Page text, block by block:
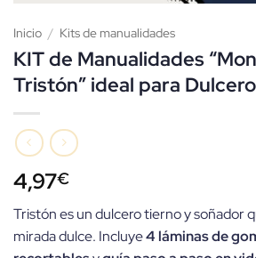
Inicio / Kits de manualidades
KIT de Manualidades
Tristón” ideal para
4,97€
Tristón es un dulcero tierno y soñador
mirada dulce. Incluye4 láminas de